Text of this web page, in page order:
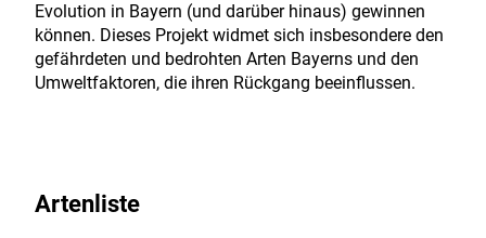
Evolution in Bayern (und darüber hinaus) gewinnen
können. Dieses Projekt widmet sich insbesondere den
gefährdeten und bedrohten Arten Bayerns und den
Umweltfaktoren, die ihren Rückgang beeinflussen.
Artenliste